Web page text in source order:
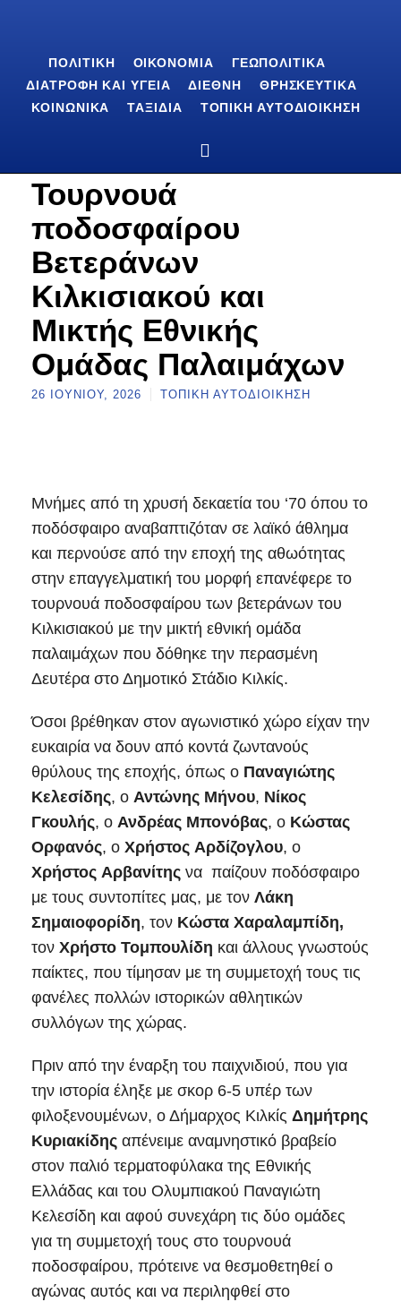
ΠΟΛΙΤΙΚΉ ΟΙΚΟΝΟΜΊΑ
ΓΕΩΠΟΛΙΤΙΚΆ
ΔΙΑΤΡΟΦΉ ΚΑΙ ΥΓΕΊΑ
ΔΙΕΘΝΉ
ΘΡΗΣΚΕΥΤΙΚΆ
ΚΟΙΝΩΝΙΚΆ
ΤΑΞΊΔΙΑ ΤΟΠΙΚΉ ΑΥΤΟΔΙΟΊΚΗΣΗ
Τουρνουά
ποδοσφαίρου
Βετεράνων
Κιλκισιακού και
Μικτής Εθνικής
Ομάδας Παλαιμάχων
26 ΙΟΥΝΊΟΥ, 2026 ΤΟΠΙΚΉ ΑΥΤΟΔΙΟΊΚΗΣΗ
Μνήμες από τη χρυσή δεκαετία του ‘70 όπου το
ποδόσφαιρο αναβαπτιζόταν σε λαϊκό άθλημα
και περνούσε από την εποχή της αθωότητας
στην επαγγελματική του μορφή επανέφερε το
τουρνουά ποδοσφαίρου των βετεράνων του
Κιλκισιακού με την μικτή εθνική ομάδα
παλαιμάχων που δόθηκε την περασμένη
Δευτέρα στο Δημοτικό Στάδιο Κιλκίς.
Όσοι βρέθηκαν στον αγωνιστικό χώρο είχαν την
ευκαιρία να δουν από κοντά ζωντανούς
θρύλους της εποχής, όπως ο Παναγιώτης
Κελεσίδης, ο Αντώνης Μήνου, Νίκος
Γκουλής, ο Ανδρέας Μπονόβας, ο Κώστας
Ορφανός, ο Χρήστος Αρδίζογλου, ο
Χρήστος Αρβανίτης να παίζουν ποδόσφαιρο
με τους συντοπίτες μας, με τον Λάκη
Σημαιοφορίδη, τον Κώστα Χαραλαμπίδη,
τον Χρήστο Τομπουλίδη και άλλους γνωστούς
παίκτες, που τίμησαν με τη συμμετοχή τους τις
φανέλες πολλών ιστορικών αθλητικών
συλλόγων της χώρας.
Πριν από την έναρξη του παιχνιδιού, που για
την ιστορία έληξε με σκορ 6-5 υπέρ των
φιλοξενουμένων, ο Δήμαρχος Κιλκίς Δημήτρης
Κυριακίδης απένειμε αναμνηστικό βραβείο
στον παλιό τερματοφύλακα της Εθνικής
Ελλάδας και του Ολυμπιακού Παναγιώτη
Κελεσίδη και αφού συνεχάρη τις δύο ομάδες
για τη συμμετοχή τους στο τουρνουά
ποδοσφαίρου, πρότεινε να θεσμοθετηθεί ο
αγώνας αυτός και να περιληφθεί στο